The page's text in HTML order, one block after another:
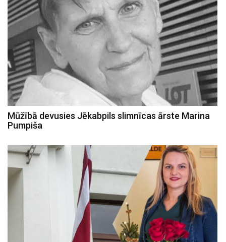
Mūžībā devusies Jēkabpils slimnīcas ārste Marina
Pumpiša